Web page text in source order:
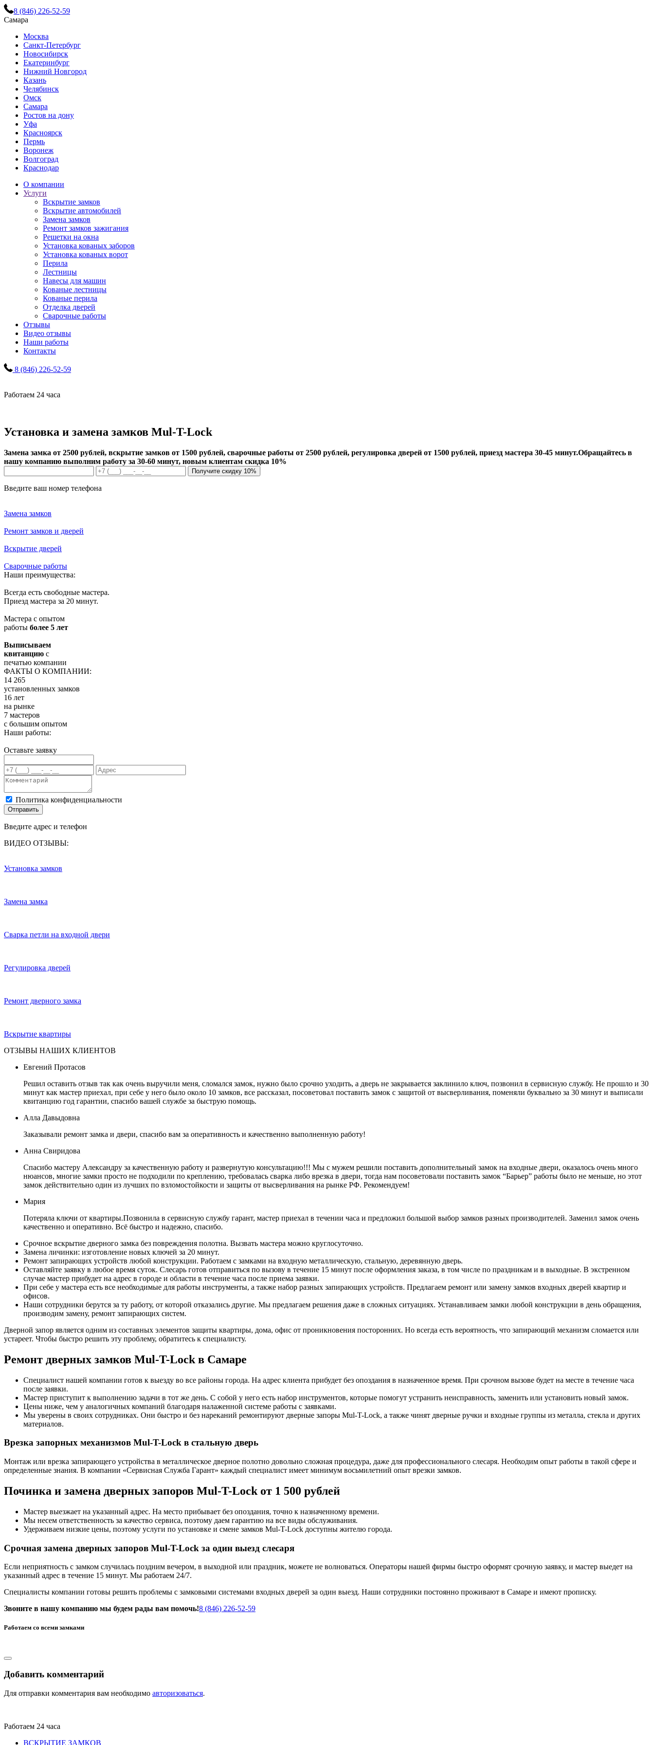
8 (846) 226-52-59
Самара
Москва
Санкт-Петербург
Новосибирск
Екатеринбург
Нижний Новгород
Казань
Челябинск
Омск
Самара
Ростов на дону
Уфа
Красноярск
Пермь
Воронеж
Волгоград
Краснодар
О компании
Услуги
Вскрытие замков
Вскрытие автомобилей
Замена замков
Ремонт замков зажигания
Решетки на окна
Установка кованых заборов
Установка кованых ворот
Перила
Лестницы
Навесы для машин
Кованые лестницы
Кованые перила
Отделка дверей
Сварочные работы
Отзывы
Видео отзывы
Наши работы
Контакты
8 (846) 226-52-59
Работаем 24 часа
Установка и замена замков Mul-T-Lock
Замена замка от 2500 рублей, вскрытие замков от 1500 рублей, сварочные работы от 2500 рублей, регулировка дверей от 1500 рублей, приезд мастера 30-45 минут.Обращайтесь в
нашу компанию выполним работу за 30-60 минут, новым клиентам скидка 10%
Получите скидку 10%
Введите ваш номер телефона
Замена замков
Ремонт замков и дверей
Вскрытие дверей
Сварочные работы
Наши преимущества:
Всегда есть свободные мастера.
Приезд мастера за 20 минут.
Мастера с опытом
работы более 5 лет
Выписываем
квитанцию с
печатью компании
ФАКТЫ О КОМПАНИИ:
14 265
установленных замков
16 лет
на рынке
7 мастеров
с большим опытом
Наши работы:
Оставьте заявку
Политика конфиденциальности
Отправить
Введите адрес и телефон
ВИДЕО ОТЗЫВЫ:
Установка замков
Замена замка
Сварка петли на входной двери
Регулировка дверей
Ремонт дверного замка
Вскрытие квартиры
ОТЗЫВЫ НАШИХ КЛИЕНТОВ
Евгений Протасов
Решил оставить отзыв так как очень выручили меня, сломался замок, нужно было срочно уходить, а дверь не закрывается заклинило ключ, позвонил в сервисную службу. Не прошло и 30
минут как мастер приехал, при себе у него было около 10 замков, все рассказал, посоветовал поставить замок с защитой от высверливания, поменяли буквально за 30 минут и выписали
квитанцию год гарантии, спасибо вашей службе за быструю помощь.
Алла Давыдовна
Заказывали ремонт замка и двери, спасибо вам за оперативность и качественно выполненную работу!
Анна Свиридова
Спасибо мастеру Александру за качественную работу и развернутую консультацию!!! Мы с мужем решили поставить дополнительный замок на входные двери, оказалось очень много
нюансов, многие замки просто не подходили по креплению, требовалась сварка либо врезка в двери, тогда нам посоветовали поставить замок “Барьер” работы было не меньше, но этот
замок действительно один из лучших по взломостойкости и защиты от высверливания на рынке РФ. Рекомендуем!
Мария
Потеряла ключи от квартиры.Позвонила в сервисную службу гарант, мастер приехал в течении часа и предложил большой выбор замков разных производителей. Заменил замок очень
качественно и оперативно. Всё быстро и надежно, спасибо.
Срочное вскрытие дверного замка без повреждения полотна. Вызвать мастера можно круглосуточно.
Замена личинки: изготовление новых ключей за 20 минут.
Ремонт запирающих устройств любой конструкции. Работаем с замками на входную металлическую, стальную, деревянную дверь.
Оставляйте заявку в любое время суток. Слесарь готов отправиться по вызову в течение 15 минут после оформления заказа, в том числе по праздникам и в выходные. В экстренном
случае мастер прибудет на адрес в городе и области в течение часа после приема заявки.
При себе у мастера есть все необходимые для работы инструменты, а также набор разных запирающих устройств. Предлагаем ремонт или замену замков входных дверей квартир и
офисов.
Наши сотрудники берутся за ту работу, от которой отказались другие. Мы предлагаем решения даже в сложных ситуациях. Устанавливаем замки любой конструкции в день обращения,
производим замену, ремонт запирающих систем.
Дверной запор является одним из составных элементов защиты квартиры, дома, офис от проникновения посторонних. Но всегда есть вероятность, что запирающий механизм сломается или
устареет. Чтобы быстро решить эту проблему, обратитесь к специалисту.
Ремонт дверных замков Mul-T-Lock в Самаре
Специалист нашей компании готов к выезду во все районы города. На адрес клиента прибудет без опоздания в назначенное время. При срочном вызове будет на месте в течение часа
после заявки.
Мастер приступит к выполнению задачи в тот же день. С собой у него есть набор инструментов, которые помогут устранить неисправность, заменить или установить новый замок.
Цены ниже, чем у аналогичных компаний благодаря налаженной системе работы с заявками.
Мы уверены в своих сотрудниках. Они быстро и без нареканий ремонтируют дверные запоры Mul-T-Lock, а также чинят дверные ручки и входные группы из металла, стекла и других
материалов.
Врезка запорных механизмов Mul-T-Lock в стальную дверь
Монтаж или врезка запирающего устройства в металлическое дверное полотно довольно сложная процедура, даже для профессионального слесаря. Необходим опыт работы в такой сфере и
определенные знания. В компании «Сервисная Служба Гарант» каждый специалист имеет минимум восьмилетний опыт врезки замков.
Починка и замена дверных запоров Mul-T-Lock от 1 500 рублей
Мастер выезжает на указанный адрес. На место прибывает без опоздания, точно к назначенному времени.
Мы несем ответственность за качество сервиса, поэтому даем гарантию на все виды обслуживания.
Удерживаем низкие цены, поэтому услуги по установке и смене замков Mul-T-Lock доступны жителю города.
Срочная замена дверных запоров Mul-T-Lock за один выезд слесаря
Если неприятность с замком случилась поздним вечером, в выходной или праздник, можете не волноваться. Операторы нашей фирмы быстро оформят срочную заявку, и мастер выедет на
указанный адрес в течение 15 минут. Мы работаем 24/7.
Специалисты компании готовы решить проблемы с замковыми системами входных дверей за один выезд. Наши сотрудники постоянно проживают в Самаре и имеют прописку.
Звоните в нашу компанию мы будем рады вам помочь!8 (846) 226-52-59
Работаем со всеми замками
Добавить комментарий
Для отправки комментария вам необходимо авторизоваться.
Работаем 24 часа
ВСКРЫТИЕ ЗАМКОВ